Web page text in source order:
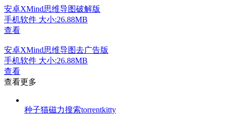
安卓XMind思维导图破解版
手机软件 大小:26.88MB
查看
安卓XMind思维导图去广告版
手机软件 大小:26.88MB
查看
查看更多
种子猫磁力搜索torrentkitty